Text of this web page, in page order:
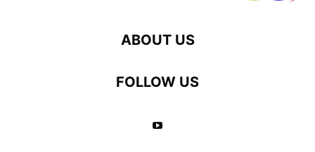
ABOUT US
FOLLOW US